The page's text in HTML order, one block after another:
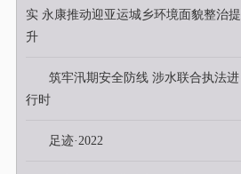
实 永康推动迎亚运城乡环境面貌整治提
升
筑牢汛期安全防线 涉水联合执法进
行时
足迹·2022